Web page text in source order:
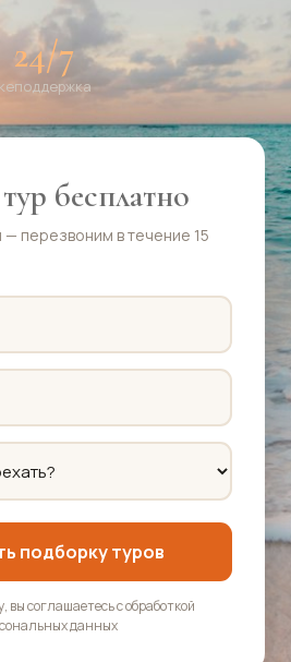
24/7
поддержка
бесплатно
— перезвоним в течение 15
подборку туров
соглашаетесь с обработкой
данных